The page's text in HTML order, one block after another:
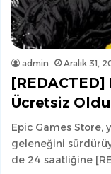
admin Aralık 31,
[REDACTED]
Ücretsiz Oldu
Epic Games Store,
geleneğini
de 24 saatliğine